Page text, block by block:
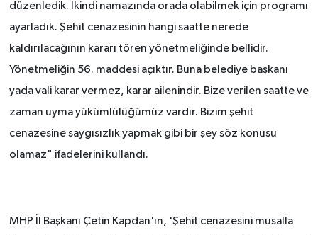
düzenledik. İkindi namazında orada olabilmek için programı
ayarladık. Şehit cenazesinin hangi saatte nerede
kaldırılacağının kararı tören yönetmeliğinde bellidir.
Yönetmeliğin 56. maddesi açıktır. Buna belediye başkanı
yada vali karar vermez, karar ailenindir. Bize verilen saatte ve
zaman uyma yükümlülüğümüz vardır. Bizim şehit
cenazesine saygısızlık yapmak gibi bir şey söz konusu
olamaz" ifadelerini kullandı.
MHP İl Başkanı Çetin Kapdan'ın, 'Şehit cenazesini musalla